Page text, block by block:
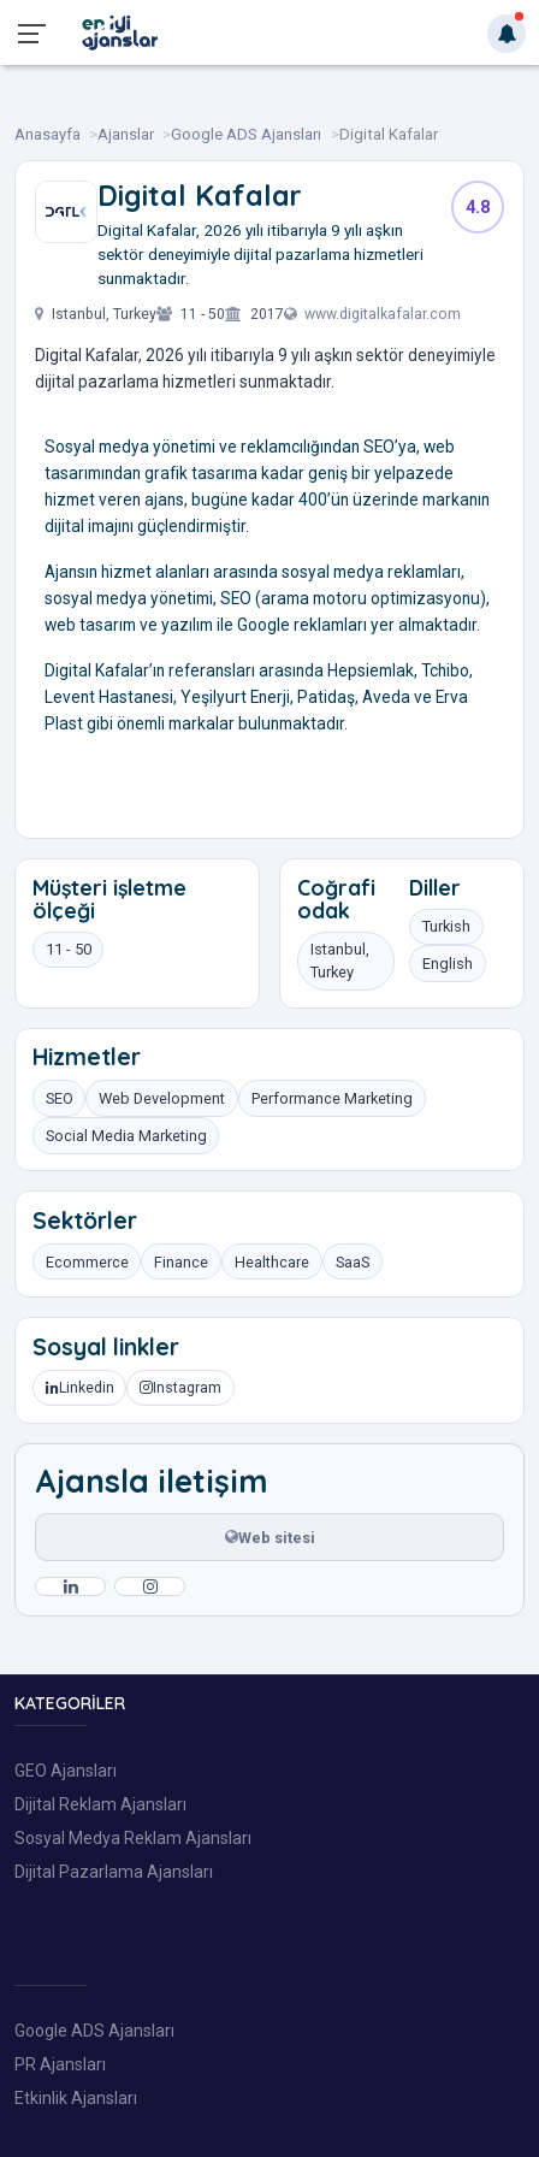
Anasayfa Ajanslar Google ADS Ajansları Digital Kafalar
Digital Kafalar
Digital Kafalar, 2026 yılı itibarıyla 9 yılı aşkın
sektör deneyimiyle dijital pazarlama hizmetleri
sunmaktadır.
4.8
Istanbul, Turkey 11 - 50 2017 www.digitalkafalar.com
Digital Kafalar, 2026 yılı itibarıyla 9 yılı aşkın sektör deneyimiyle
dijital pazarlama hizmetleri sunmaktadır.
Sosyal medya yönetimi ve reklamcılığından SEO’ya, web
tasarımından grafik tasarıma kadar geniş bir yelpazede
hizmet veren ajans, bugüne kadar 400’ün üzerinde markanın
dijital imajını güçlendirmiştir.
Ajansın hizmet alanları arasında sosyal medya reklamları,
sosyal medya yönetimi, SEO (arama motoru optimizasyonu),
web tasarım ve yazılım ile Google reklamları yer almaktadır.
Digital Kafalar’ın referansları arasında Hepsiemlak, Tchibo,
Levent Hastanesi, Yeşilyurt Enerji, Patidaş, Aveda ve Erva
Plast gibi önemli markalar bulunmaktadır.
Müşteri işletme
ölçeği
11 - 50
Coğrafi
odak
Istanbul,
Turkey
Diller
Turkish
English
Hizmetler
SEO Web Development Performance Marketing
Social Media Marketing
Sektörler
Ecommerce Finance Healthcare SaaS
Sosyal linkler
Linkedin Instagram
Ajansla iletişim
Web sitesi
KATEGORILER
GEO Ajansları
Dijital Reklam Ajansları
Sosyal Medya Reklam Ajansları
Dijital Pazarlama Ajansları
Google ADS Ajansları
PR Ajansları
Etkinlik Ajansları